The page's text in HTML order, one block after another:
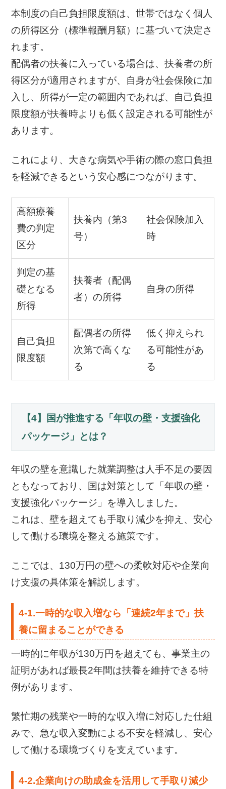
本制度の自己負担限度額は、世帯ではなく個人
の所得区分（標準報酬月額）に基づいて決定さ
れます。
配偶者の扶養に入っている場合は、扶養者の所
得区分が適用されますが、自身が社会保険に加
入し、所得が一定の範囲内であれば、自己負担
限度額が扶養時よりも低く設定される可能性が
あります。
これにより、大きな病気や手術の際の窓口負担
を軽減できるという安心感につながります。
高額療養
費の判定
区分
扶養内（第3
号）
社会保険加入
時
判定の基
礎となる
所得
扶養者（配偶
者）の所得
自身の所得
自己負担
限度額
配偶者の所得
次第で高くな
る
低く抑えられ
る可能性があ
る
【4】国が推進する「年収の壁・支援強化
パッケージ」とは？
年収の壁を意識した就業調整は人手不足の要因
ともなっており、国は対策として「年収の壁・
支援強化パッケージ」を導入しました。
これは、壁を超えても手取り減少を抑え、安心
して働ける環境を整える施策です。
ここでは、130万円の壁への柔軟対応や企業向
け支援の具体策を解説します。
4-1.一時的な収入増なら「連続2年まで」扶
養に留まることができる
一時的に年収が130万円を超えても、事業主の
証明があれば最長2年間は扶養を維持できる特
例があります。
繁忙期の残業や一時的な収入増に対応した仕組
みで、急な収入変動による不安を軽減し、安心
して働ける環境づくりを支えています。
4-2.企業向けの助成金を活用して手取り減少